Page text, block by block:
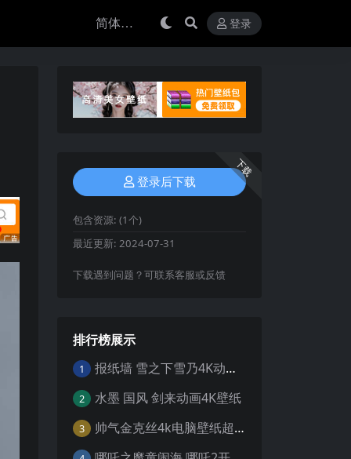
登录
下载
登录后下载
包含资源: (1个)
最近更新: 2024-07-31
下载遇到问题？可联系客服或反馈
排行榜展示
1 报纸墙 雪之下雪乃4K动漫壁纸
2 水墨 国风 剑来动画4K壁纸
3 帅气金克丝4k电脑壁纸超清